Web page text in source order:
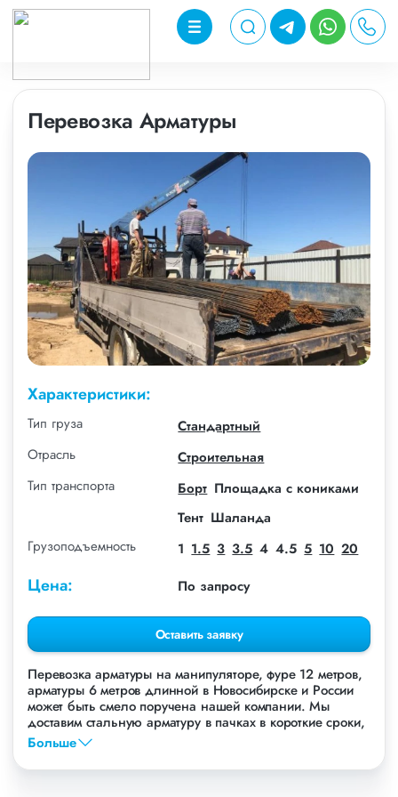
Перевозка Арматуры
Характеристики:
Тип груза
Стандартный
Отрасль
Строительная
Тип транспорта
Борт Площадка с кониками
Тент Шаланда
Грузоподъемность
1 1.5 3 3.5 4 4.5 5 10 20
Цена: По запросу
Оставить заявку
Перевозка арматуры на манипуляторе, фуре 12 метров,
арматуры 6 метров длинной в Новосибирске и России
может быть смело поручена нашей компании. Мы
доставим стальную арматуру в пачках в короткие сроки,
предоставим невысокие цены.
Наши клиенты уже перевозили различные марки
Больше